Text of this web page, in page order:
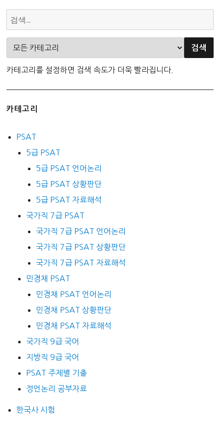
카테고리를 설정하면 검색 속도가 더욱 빨라집니다.
카테고리
PSAT
5급 PSAT
5급 PSAT 언어논리
5급 PSAT 상황판단
5급 PSAT 자료해석
국가직 7급 PSAT
국가직 7급 PSAT 언어논리
국가직 7급 PSAT 상황판단
국가직 7급 PSAT 자료해석
민경채 PSAT
민경채 PSAT 언어논리
민경채 PSAT 상황판단
민경채 PSAT 자료해석
국가직 9급 국어
지방직 9급 국어
PSAT 주제별 기출
정언논리 공부자료
한국사 시험